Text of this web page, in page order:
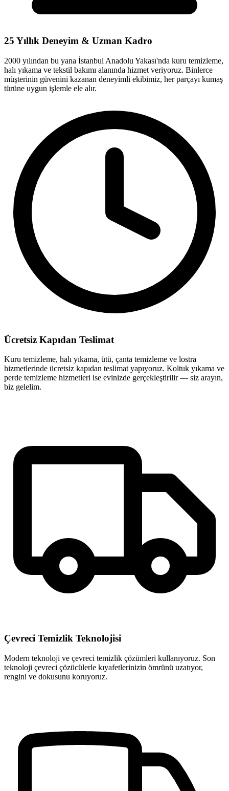
25 Yıllık Deneyim & Uzman Kadro
2000 yılından bu yana İstanbul Anadolu Yakası'nda kuru temizleme,
halı yıkama ve tekstil bakımı alanında hizmet veriyoruz. Binlerce
müşterinin güvenini kazanan deneyimli ekibimiz, her parçayı kumaş
türüne uygun işlemle ele alır.
Ücretsiz Kapıdan Teslimat
Kuru temizleme, halı yıkama, ütü, çanta temizleme ve lostra
hizmetlerinde ücretsiz kapıdan teslimat yapıyoruz. Koltuk yıkama ve
perde temizleme hizmetleri ise evinizde gerçekleştirilir — siz arayın,
biz gelelim.
Çevreci Temizlik Teknolojisi
Modern teknoloji ve çevreci temizlik çözümleri kullanıyoruz. Son
teknoloji çevreci çözücülerle kıyafetlerinizin ömrünü uzatıyor,
rengini ve dokusunu koruyoruz.